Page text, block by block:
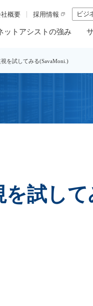
ットアシストの強み
概要 採用情報 ビジ
を試してみる(SavaMoni.)
試して